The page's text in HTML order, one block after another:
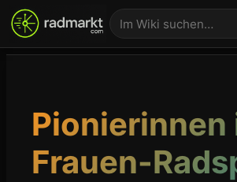
Pionierinnen
Frauen-